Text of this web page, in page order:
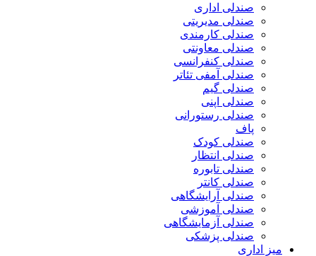
صندلی اداری
صندلی مدیریتی
صندلی کارمندی
صندلی معاونتی
صندلی کنفرانسی
صندلی آمفی تئاتر
صندلی گیم
صندلی اپنی
صندلی رستورانی
پاف
صندلی کودک
صندلی انتظار
صندلی تابوره
صندلی کانتر
صندلی آرایشگاهی
صندلی آموزشی
صندلی آزمایشگاهی
صندلی پزشکی
میز اداری